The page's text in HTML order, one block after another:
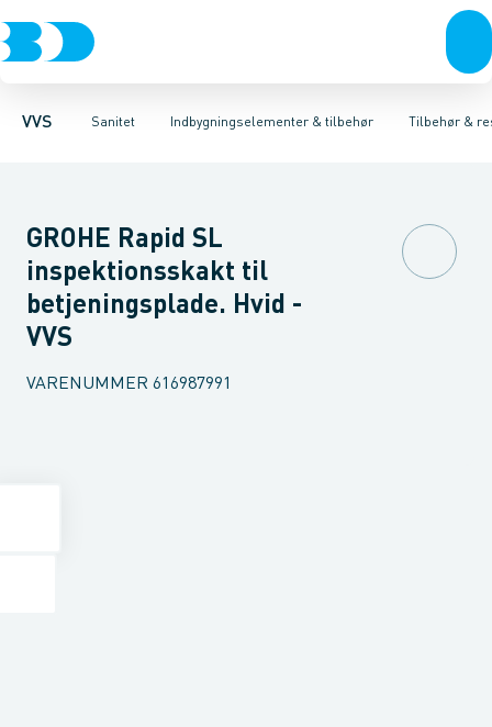
VVS Sanitet
Rør & fittingsPressfittings & rørKuglehaner & ventilerAfløb
Indbygningselementer & tilbehør
Toiletter, sæder og cisternerVaskeArmaturerBrusereTilbehør &
Høje Indbygnings elementerLave Indbygnings elementer
GROHE Rapid SL
inspektionsskakt til
betjeningsplade. Hvid -
VVS
VARENUMMER 616987991